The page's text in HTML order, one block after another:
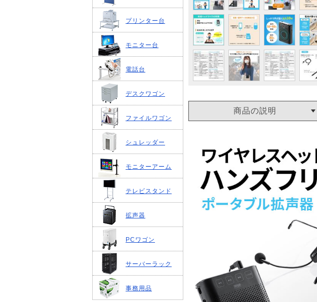
プリンター台
モニター台
電話台
デスクワゴン
ファイルワゴン
シュレッダー
モニターアーム
テレビスタンド
拡声器
PCワゴン
サーバーラック
事務用品
商品の説明